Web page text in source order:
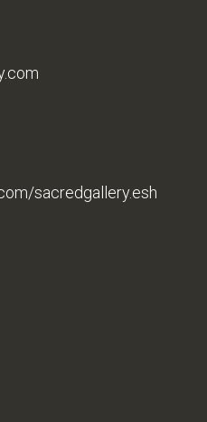
sacredgallery.esh